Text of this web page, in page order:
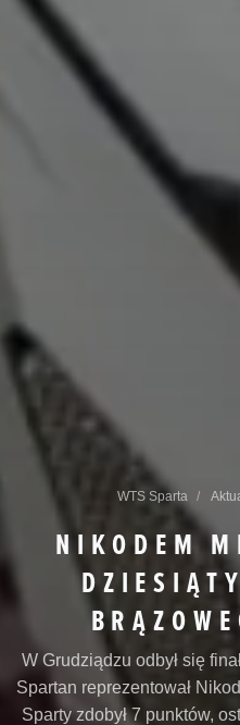
WTS Sparta
NIKODEM
W Grudziądzu odbył się
Spartan reprezentował
Sparty zdobył 7 punktów,